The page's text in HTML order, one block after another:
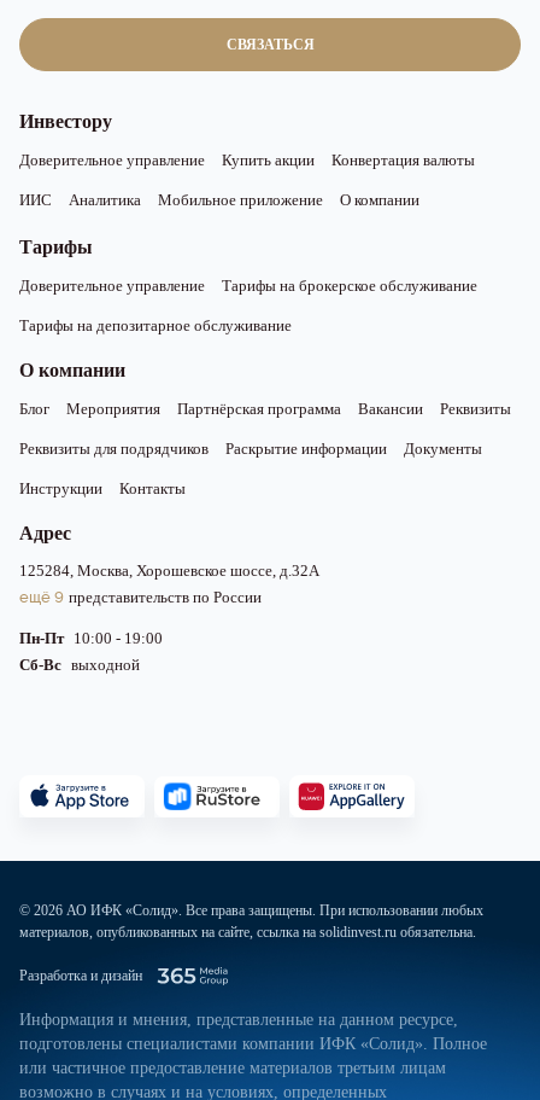
СВЯЗАТЬСЯ
Инвестору
Доверительное управление Купить акции Конвертация валюты
ИИС Аналитика Мобильное приложение О компании
Тарифы
Доверительное управление Тарифы на брокерское обслуживание
Тарифы на депозитарное обслуживание
О компании
Блог Мероприятия Партнёрская программа Вакансии Реквизиты
Реквизиты для подрядчиков Раскрытие информации Документы
Инструкции Контакты
Адрес
125284, Москва, Хорошевское шоссе, д.32А
ещё 9 представительств по России
Пн-Пт 10:00 - 19:00
Сб-Вс выходной
© 2026 АО ИФК «Солид». Все права защищены. При использовании любых
материалов, опубликованных на сайте, ссылка на solidinvest.ru обязательна.
Разработка и дизайн
Информация и мнения, представленные на данном ресурсе,
подготовлены специалистами компании ИФК «Солид». Полное
или частичное предоставление материалов третьим лицам
возможно в случаях и на условиях, определенных